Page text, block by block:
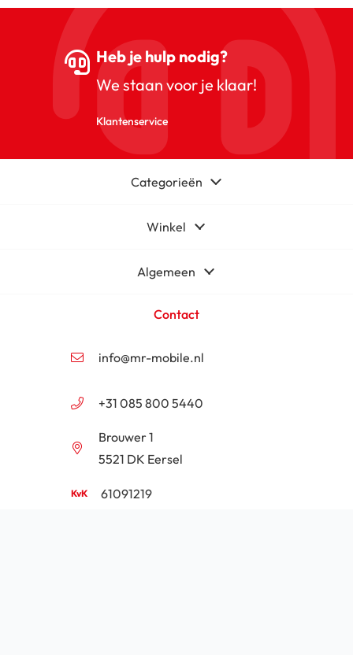
Heb je hulp nodig?
We staan voor je klaar!
Klantenservice
Categorieën
Winkel
Algemeen
Contact
info@mr-mobile.nl
+31 085 800 5440
Brouwer 1
5521 DK Eersel
61091219